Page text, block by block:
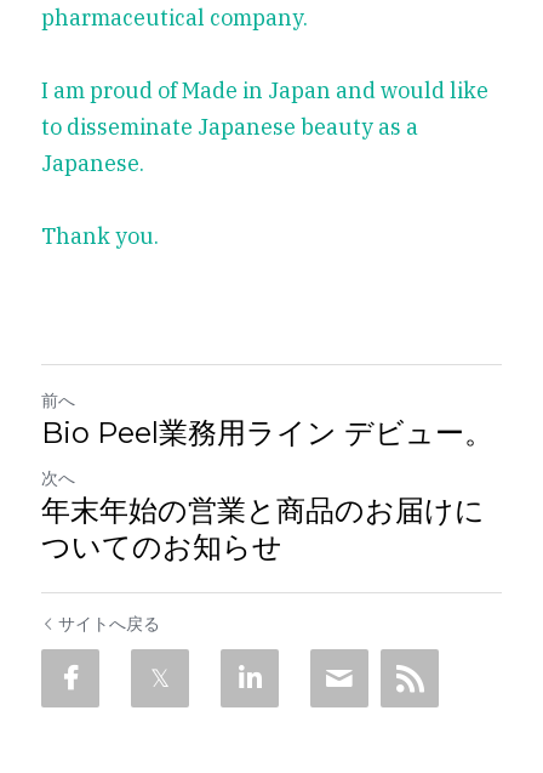
pharmaceutical company.
I am proud of Made in Japan and would like
to disseminate Japanese beauty as a
Japanese.
Thank you.
前へ
Bio Peel業務用ライン デビュー。
次へ
年末年始の営業と商品のお届けに
ついてのお知らせ
サイトへ戻る